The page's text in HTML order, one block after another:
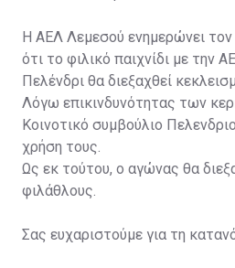
Η ΑΕΛ Λεμεσού ενημερώνει
ότι το φιλικό παιχνίδι με την
Πελένδρι θα διεξαχθεί
Λόγω επικινδυνότητας των
Κοινοτικό συμβούλιο
χρήση τους.
Ως εκ τούτου, ο αγώνας θα
φιλάθλους.
Σας ευχαριστούμε για τη